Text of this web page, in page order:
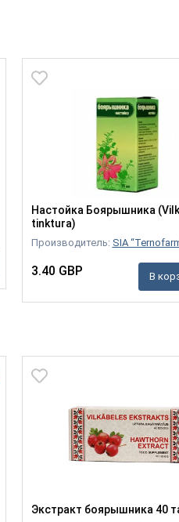
Настойка Боярышника
tinktura)
Производитель: SIA
3.40 GBP В
Экстракт боярышника 40